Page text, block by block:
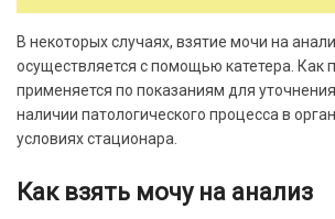
В некоторых случаях, взятие мочи на
осуществляется с помощью катетера. Как
применяется по показаниям для
наличии патологического процесса в
условиях стационара.
Как взять мочу на анализ